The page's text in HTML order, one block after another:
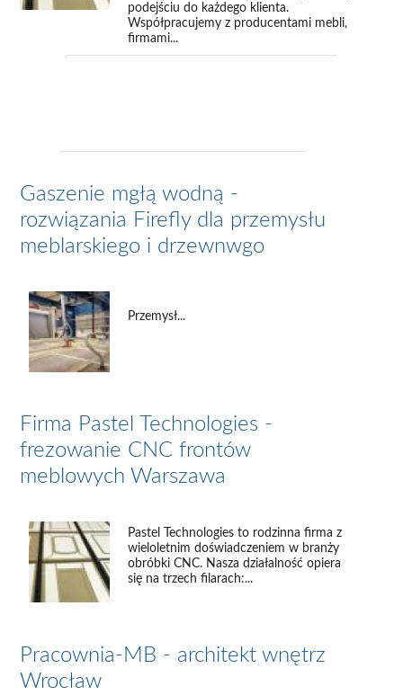
podejściu do każdego klienta.
Współpracujemy z producentami mebli,
firmami...
Gaszenie mgłą wodną -
rozwiązania Firefly dla przemysłu
meblarskiego i drzewnwgo
Przemysł...
Firma Pastel Technologies -
frezowanie CNC frontów
meblowych Warszawa
Pastel Technologies to rodzinna firma z
wieloletnim doświadczeniem w branży
obróbki CNC. Nasza działalność opiera
się na trzech filarach:...
Pracownia-MB - architekt wnętrz
Wrocław